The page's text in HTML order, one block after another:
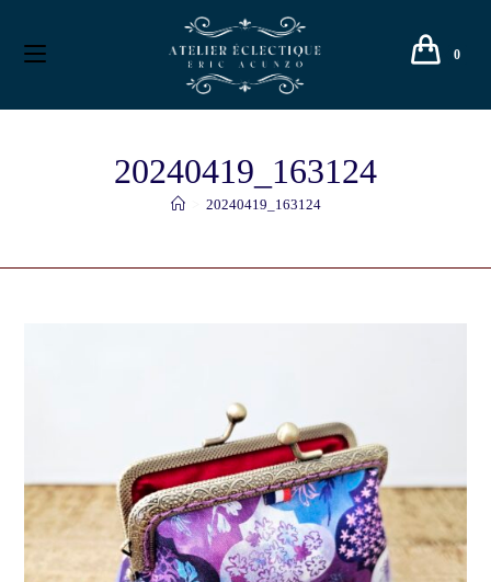
0
20240419_163124
20240419_163124